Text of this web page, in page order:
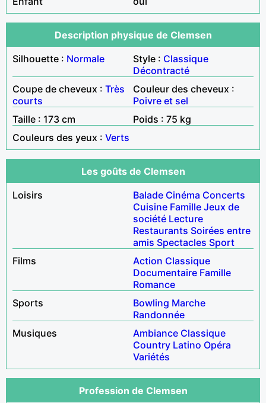
Description physique de Clemsen
Silhouette : Normale Style : Classique
Décontracté
Coupe de cheveux : Très
courts
Couleur des cheveux :
Poivre et sel
Taille : 173 cm
Poids : 75 kg
Couleurs des yeux : Verts
Les goûts de Clemsen
Loisirs
Balade Cinéma Concerts
Cuisine Famille Jeux de
société Lecture
Restaurants Soirées entre
amis Spectacles Sport
Films
Action Classique
Documentaire Famille
Romance
Sports
Bowling Marche
Randonnée
Musiques
Ambiance Classique
Country Latino Opéra
Variétés
Profession de Clemsen